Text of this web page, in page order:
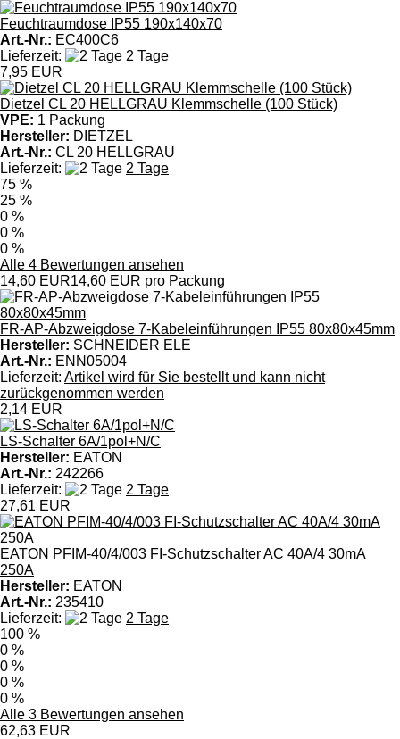
Feuchtraumdose IP55 190x140x70
Art.-Nr.: EC400C6
Lieferzeit:
2 Tage
7,95 EUR
Dietzel CL 20 HELLGRAU Klemmschelle (100 Stück)
VPE: 1 Packung
Hersteller: DIETZEL
Art.-Nr.: CL 20 HELLGRAU
Lieferzeit:
2 Tage
75 %
25 %
0 %
0 %
0 %
Alle 4 Bewertungen ansehen
14,60 EUR14,60 EUR pro Packung
FR-AP-Abzweigdose 7-Kabeleinführungen IP55 80x80x45mm
Hersteller: SCHNEIDER ELE
Art.-Nr.: ENN05004
Lieferzeit: Artikel wird für Sie bestellt und kann nicht
zurückgenommen werden
2,14 EUR
LS-Schalter 6A/1pol+N/C
Hersteller: EATON
Art.-Nr.: 242266
Lieferzeit:
2 Tage
27,61 EUR
EATON PFIM-40/4/003 FI-Schutzschalter AC 40A/4 30mA
250A
Hersteller: EATON
Art.-Nr.: 235410
Lieferzeit:
2 Tage
100 %
0 %
0 %
0 %
0 %
Alle 3 Bewertungen ansehen
62,63 EUR